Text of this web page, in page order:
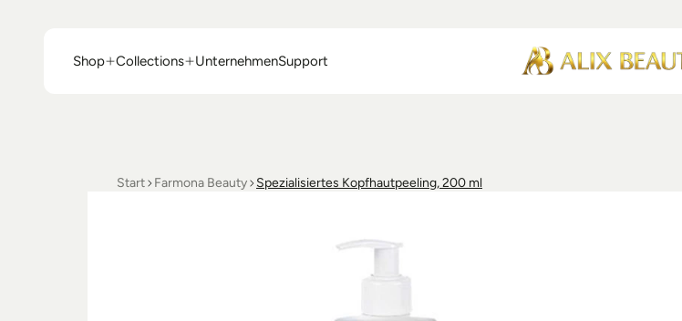
Shop
Collections
UnternehmenSupport
Start Farmona Beauty Spezialisiertes Kopfhautpeeling, 200 ml